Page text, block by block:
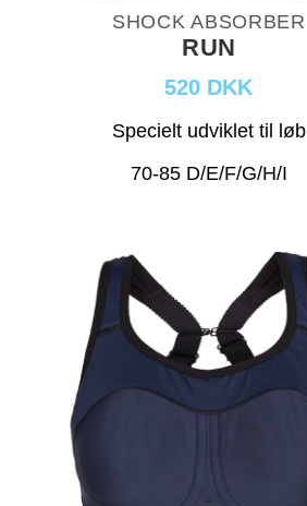
SHOCK ABSORBER
RUN
520 DKK
Specielt udviklet til løb
70-85 D/E/F/G/H/I